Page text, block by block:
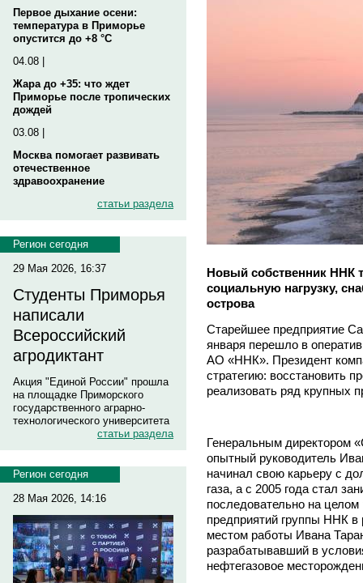
Первое дыхание осени:
температура в Приморье
опустится до +8 °C
04.08 |
Жара до +35: что ждет
Приморье после тропических
дождей
03.08 |
Москва помогает развивать
отечественное
здравоохранение
статьи раздела
Регион сегодня
29 Мая 2026, 16:37
Студенты Приморья
написали
Всероссийский
агродиктант
Акция "Единой России" прошла
на площадке Приморского
государственного аграрно-
технологического университета
статьи раздела
Регион сегодня
28 Мая 2026, 14:16
Новый собственник ННК
социальную нагрузку,
острова
Старейшее предприятие
января перешло в
АО «ННК». Президент
стратегию: восстановить
реализовать ряд крупных
Генеральным директором
опытный руководитель
начинал свою карьеру с
газа, а с 2005 года стал
последовательно на
предприятий группы ННК
местом работы Ивана
разрабатывавший в
нефтегазовое